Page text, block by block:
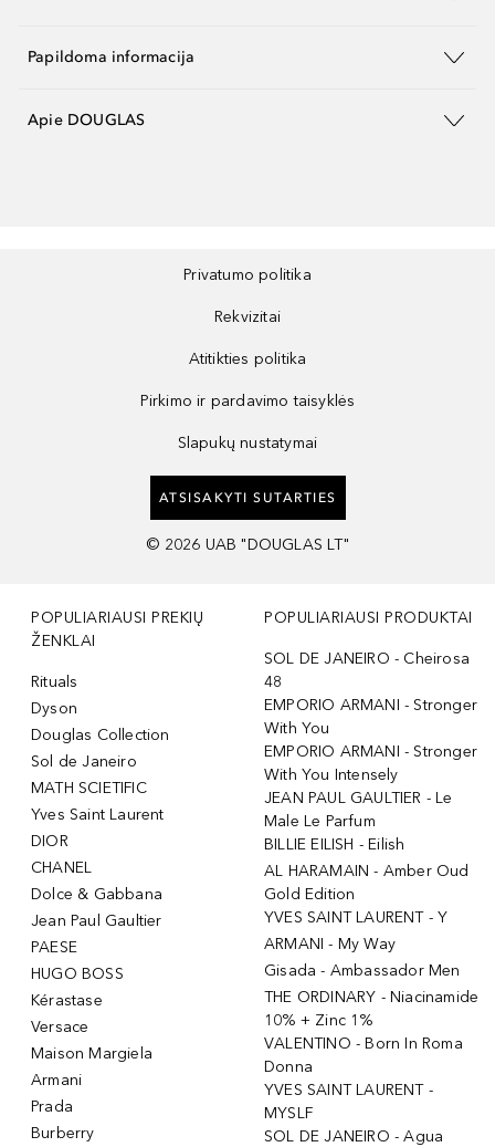
Papildoma informacija
Apie DOUGLAS
Privatumo politika
Rekvizitai
Atitikties politika
Pirkimo ir pardavimo taisyklės
Slapukų nustatymai
ATSISAKYTI SUTARTIES
© 2026 UAB "DOUGLAS LT"
POPULIARIAUSI PREKIŲ
ŽENKLAI
Rituals
Dyson
Douglas Collection
Sol de Janeiro
MATH SCIETIFIC
Yves Saint Laurent
DIOR
CHANEL
Dolce & Gabbana
Jean Paul Gaultier
PAESE
HUGO BOSS
Kérastase
Versace
Maison Margiela
Armani
Prada
Burberry
POPULIARIAUSI PRODUKTAI
SOL DE JANEIRO - Cheirosa
48
EMPORIO ARMANI - Stronger
With You
EMPORIO ARMANI - Stronger
With You Intensely
JEAN PAUL GAULTIER - Le
Male Le Parfum
BILLIE EILISH - Eilish
AL HARAMAIN - Amber Oud
Gold Edition
YVES SAINT LAURENT - Y
ARMANI - My Way
Gisada - Ambassador Men
THE ORDINARY - Niacinamide
10% + Zinc 1%
VALENTINO - Born In Roma
Donna
YVES SAINT LAURENT -
MYSLF
SOL DE JANEIRO - Agua